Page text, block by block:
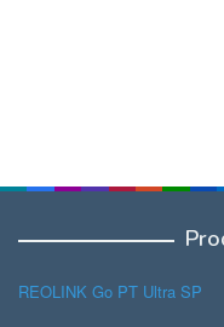
REOLINK Go PT Ultra SP